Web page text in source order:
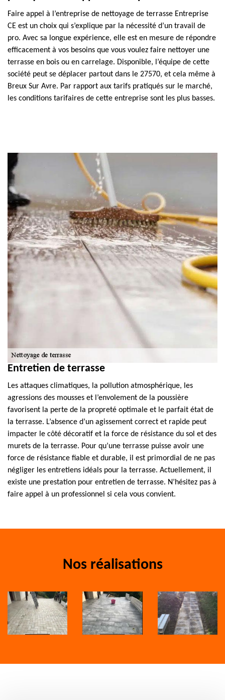
Faire appel à l’entreprise de nettoyage de terrasse Entreprise
CE est un choix qui s’explique par la nécessité d’un travail de
pro. Avec sa longue expérience, elle est en mesure de répondre
efficacement à vos besoins que vous voulez faire nettoyer une
terrasse en bois ou en carrelage. Disponible, l’équipe de cette
société peut se déplacer partout dans le 27570, et cela même à
Breux Sur Avre. Par rapport aux tarifs pratiqués sur le marché,
les conditions tarifaires de cette entreprise sont les plus basses.
Entretien de terrasse
Les attaques climatiques, la pollution atmosphérique, les
agressions des mousses et l’envolement de la poussière
favorisent la perte de la propreté optimale et le parfait état de
la terrasse. L’absence d’un agissement correct et rapide peut
impacter le côté décoratif et la force de résistance du sol et des
murets de la terrasse. Pour qu’une terrasse puisse avoir une
force de résistance fiable et durable, il est primordial de ne pas
négliger les entretiens idéals pour la terrasse. Actuellement, il
existe une prestation pour entretien de terrasse. N’hésitez pas à
faire appel à un professionnel si cela vous convient.
Nos réalisations